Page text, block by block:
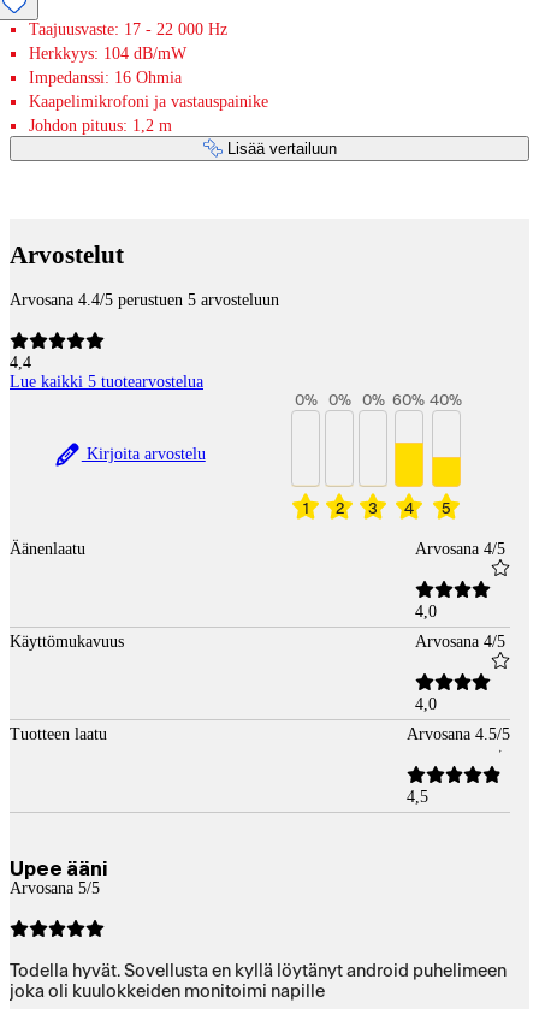
Taajuusvaste: 17 - 22 000 Hz
Herkkyys: 104 dB/mW
Impedanssi: 16 Ohmia
Kaapelimikrofoni ja vastauspainike
Johdon pituus: 1,2 m
Lisää vertailuun
Arvostelut
Arvosana 4.4/5 perustuen 5 arvosteluun
4,4
Lue kaikki 5 tuotearvostelua
Kirjoita arvostelu
1
0%
2
0%
3
0%
4
60%
5
40%
Äänenlaatu Arvosana 4/5
4,0
Käyttömukavuus
Arvosana 4/5
4,0
Tuotteen laatu
Arvosana 4.5/5
4,5
Upee ääni
Arvosana 5/5
Todella hyvät. Sovellusta en kyllä löytänyt android puhelimeen
joka oli kuulokkeiden monitoimi napille